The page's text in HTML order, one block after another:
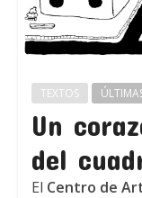
TEXTOS
Un
del
El Centro de